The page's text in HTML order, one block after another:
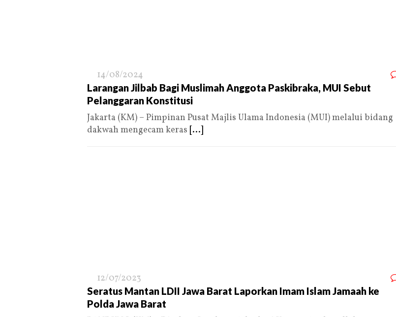
14/08/2024
Larangan Jilbab Bagi Muslimah Anggota Paskibraka, MUI Sebut
Pelanggaran Konstitusi
Jakarta (KM) – Pimpinan Pusat Majlis Ulama Indonesia (MUI) melalui bidang
dakwah mengecam keras [...]
12/07/2023
Seratus Mantan LDII Jawa Barat Laporkan Imam Islam Jamaah ke
Polda Jawa Barat